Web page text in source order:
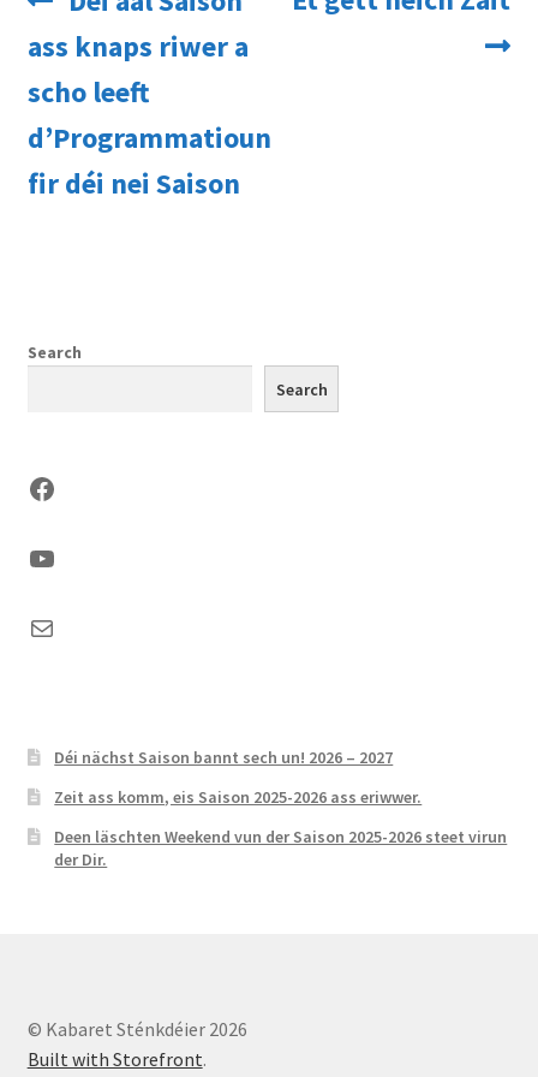
navigation
post:
ass knaps riwer a
scho leeft
d’Programmatioun
fir déi nei Saison
Search
Search
Facebook
YouTube
Mail
Déi nächst Saison bannt sech un! 2026 – 2027
Zeit ass komm, eis Saison 2025-2026 ass eriwwer.
Deen läschten Weekend vun der Saison 2025-2026 steet virun
der Dir.
© Kabaret Sténkdéier 2026
Built with Storefront.